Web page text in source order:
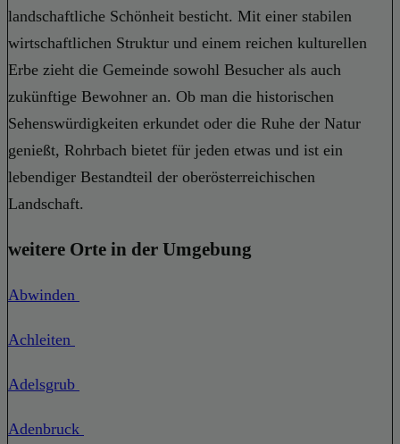
landschaftliche Schönheit besticht. Mit einer stabilen
wirtschaftlichen Struktur und einem reichen kulturellen
Erbe zieht die Gemeinde sowohl Besucher als auch
zukünftige Bewohner an. Ob man die historischen
Sehenswürdigkeiten erkundet oder die Ruhe der Natur
genießt, Rohrbach bietet für jeden etwas und ist ein
lebendiger Bestandteil der oberösterreichischen
Landschaft.
weitere Orte in der Umgebung
Abwinden
Achleiten
Adelsgrub
Adenbruck